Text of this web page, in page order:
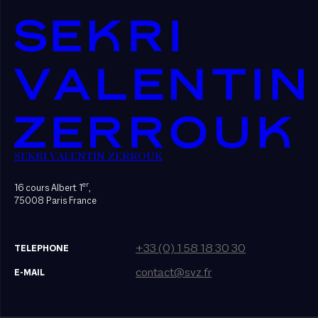
SEKRI VALENTIN ZERROUK
16 cours Albert 1er,
75008 Paris France
TELEPHONE +33 (0) 1 58 18 30 30
E-MAIL contact@svz.fr